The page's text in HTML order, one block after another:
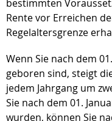
bestimmten
Rente vor Erreichen
Regelaltersgrenze
Wenn Sie nach dem
geboren sind, steigt
jedem Jahrgang um
Sie nach dem 01.
wurden, können Sie